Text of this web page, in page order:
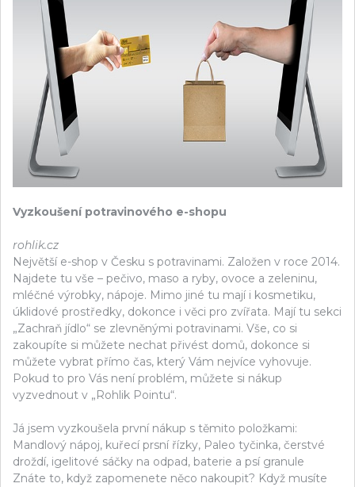
Vyzkoušení potravinového e-shopu
rohlik.cz
Největší e-shop v Česku s potravinami. Založen v roce 2014.
Najdete tu vše – pečivo, maso a ryby, ovoce a zeleninu,
mléčné výrobky, nápoje. Mimo jiné tu mají i kosmetiku,
úklidové prostředky, dokonce i věci pro zvířata. Mají tu sekci
„Zachraň jídlo“ se zlevněnými potravinami. Vše, co si
zakoupíte si můžete nechat přivést domů, dokonce si
můžete vybrat přímo čas, který Vám nejvíce vyhovuje.
Pokud to pro Vás není problém, můžete si nákup
vyzvednout v „Rohlik Pointu“.
Já jsem vyzkoušela první nákup s těmito položkami:
Mandlový nápoj, kuřecí prsní řízky, Paleo tyčinka, čerstvé
droždí, igelitové sáčky na odpad, baterie a psí granule
Znáte to, když zapomenete něco nakoupit? Když musíte